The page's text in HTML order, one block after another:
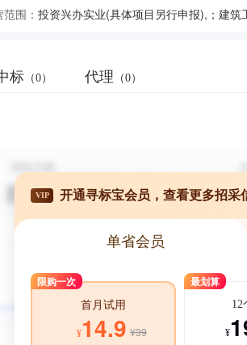
围：
标 （0） 代理 （0）
VIP 开通寻标宝会员，查看更多招采
单省会员
限购一次
首月试用
¥14.9 ¥39
最划算
12
¥